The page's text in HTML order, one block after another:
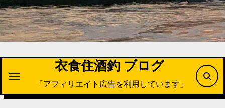
衣食住酒釣 ブログ
「アフィリエイト広告を利用しています」